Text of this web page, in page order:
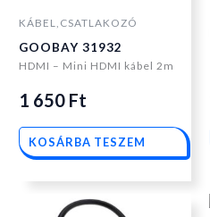
KÁBEL,CSATLAKOZÓ
GOOBAY 31932
HDMI – Mini HDMI kábel 2m
1 650 Ft
KOSÁRBA TESZEM